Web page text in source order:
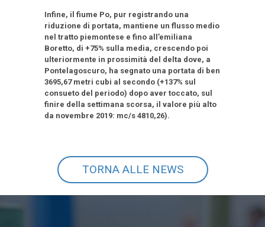
Infine, il fiume Po, pur registrando una
riduzione di portata, mantiene un flusso medio
nel tratto piemontese e fino all’emiliana
Boretto, di +75% sulla media, crescendo poi
ulteriormente in prossimità del delta dove, a
Pontelagoscuro, ha segnato una portata di ben
3695,67 metri cubi al secondo (+137% sul
consueto del periodo) dopo aver toccato, sul
finire della settimana scorsa, il valore più alto
da novembre 2019: mc/s 4810,26).
TORNA ALLE NEWS